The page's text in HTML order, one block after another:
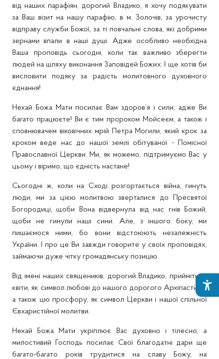
від наших парафіян, дорогий Владико, я хочу подякувати
за Ваш візит на нашу парафію, в м. Золочів, за урочисту
відправу служби Божої, за ті повчальні слова, які добрими
зернами впали в наші душі. Адже особливо необхідна
Ваша проповідь сьогодні, коли так важливо зберегти
людей на шляху виконання Заповідей Божих. І ще хотів би
висловити подяку за радість молитовного духовного
єднання!
Нехай Божа Мати посилає Вам здоров’я і сили, адже Ви
багато працюєте! Ви є тим пророком Мойсеєм, а також і
сповнювачем віковічних мрій Петра Могили, який крок за
кроком веде нас до нашої землі обітуваної - Помісної
Православної Церкви. Ми, як можемо, підтримуємо Вас у
цьому і віримо, що єдність настане!
Сьогодні ж, коли на Сході розгортається війна, гинуть
люди, ми за цією молитвою зверталися до Пресвятої
Богородиці, щоби Вона відвернула від нас гнів Божий,
щоби не гинули наші сини. Але, з іншого боку, ми
пишаємося ними, бо вони відстоюють незалежність
України. І про це Ви завжди говорите у своїх проповідях,
займаючи дуже чітку громадянську позицію.
Від імені наших священиків, дорогий Владико, прийміть ці
квіти, як символ любові до нашого дорогого Архіпастиря,
а також цю просфору, як символ Церкви і нашої спільної
Євхаристійної молитви.
Нехай Божа Мати укріплює Вас духовно і тілесно, а
милостивий Господь посилає Свої благодатні дари ще
багато-багато років трудитися на славу Божу, на